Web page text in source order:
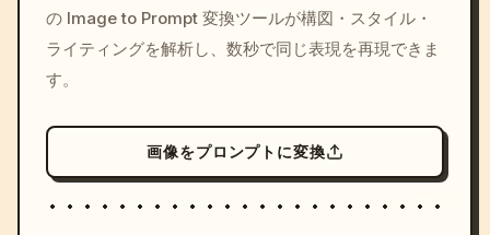
colors, 8k --v 6.0
の Image to Prompt 変換ツールが構図・スタイル・
ライティングを解析し、数秒で同じ表現を再現できま
す。
画像をプロンプトに変換